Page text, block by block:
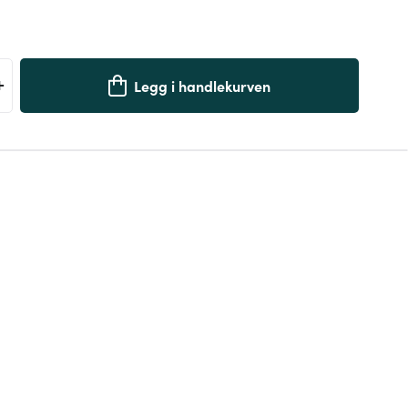
Legg i handlekurven